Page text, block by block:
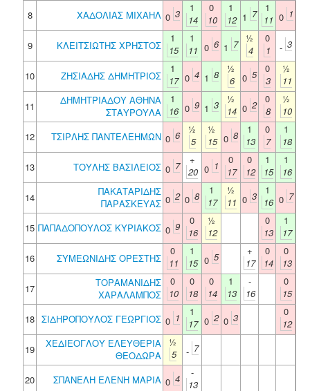
8
ΧΑΔΟΛΙΑΣ ΜΙΧΑΗΛ 0 3
1
14
0
10
1
12 1 7
1
11 0 1
9 ΚΛΕΙΤΣΙΩΤΗΣ ΧΡΗΣΤΟΣ
1
15
1
11 0 6 1 7
½
4
0
1
- 3
10 ΖΗΣΙΑΔΗΣ ΔΗΜΗΤΡΙΟΣ
1
17 0 4 1 8
½
6
0 5
0
3
½
11
11
ΔΗΜΗΤΡΙΑΔΟΥ ΑΘΗΝΑ
ΣΤΑΥΡΟΥΛΑ
1
16 0 9 1 3
½
14 0 2
0
8
½
10
12
ΤΣΙΡΛΗΣ ΠΑΝΤΕΛΕΗΜΩΝ 0 6
½
5
½
15 0 8
1
13
0
7
1
18
13
ΤΟΥΛΗΣ ΒΑΣΙΛΕΙΟΣ 0 7
+
20 0 1
0
17
0
12
1
15
1
16
14
ΠΑΚΑΤΑΡΙΔΗΣ
ΠΑΡΑΣΚΕΥΑΣ 0 2 0 8
1
17
½
11 0 3
1
16 0 7
15 ΠΑΠΑΔΟΠΟΥΛΟΣ ΚΥΡΙΑΚΟΣ 0 9
0
16
½
12
0
13
1
17
16
ΣΥΜΕΩΝΙΔΗΣ ΟΡΕΣΤΗΣ
0
11
1
15 0 5
+
17
0
14
0
13
17
ΤΟΡΑΜΑΝΙΔΗΣ
ΧΑΡΑΛΑΜΠΟΣ
0
10
0
18
0
14
1
13
-
16
0
15
18 ΣΙΔΗΡΟΠΟΥΛΟΣ ΓΕΩΡΓΙΟΣ 0 1
1
17 0 2 0 3
0
12
19
ΧΕΔΙΕΟΓΛΟΥ ΕΛΕΥΘΕΡΙΑ
ΘΕΟΔΩΡΑ
½
5
- 7
20 ΣΠΑΝΕΛΗ ΕΛΕΝΗ ΜΑΡΙΑ 0 4
-
13